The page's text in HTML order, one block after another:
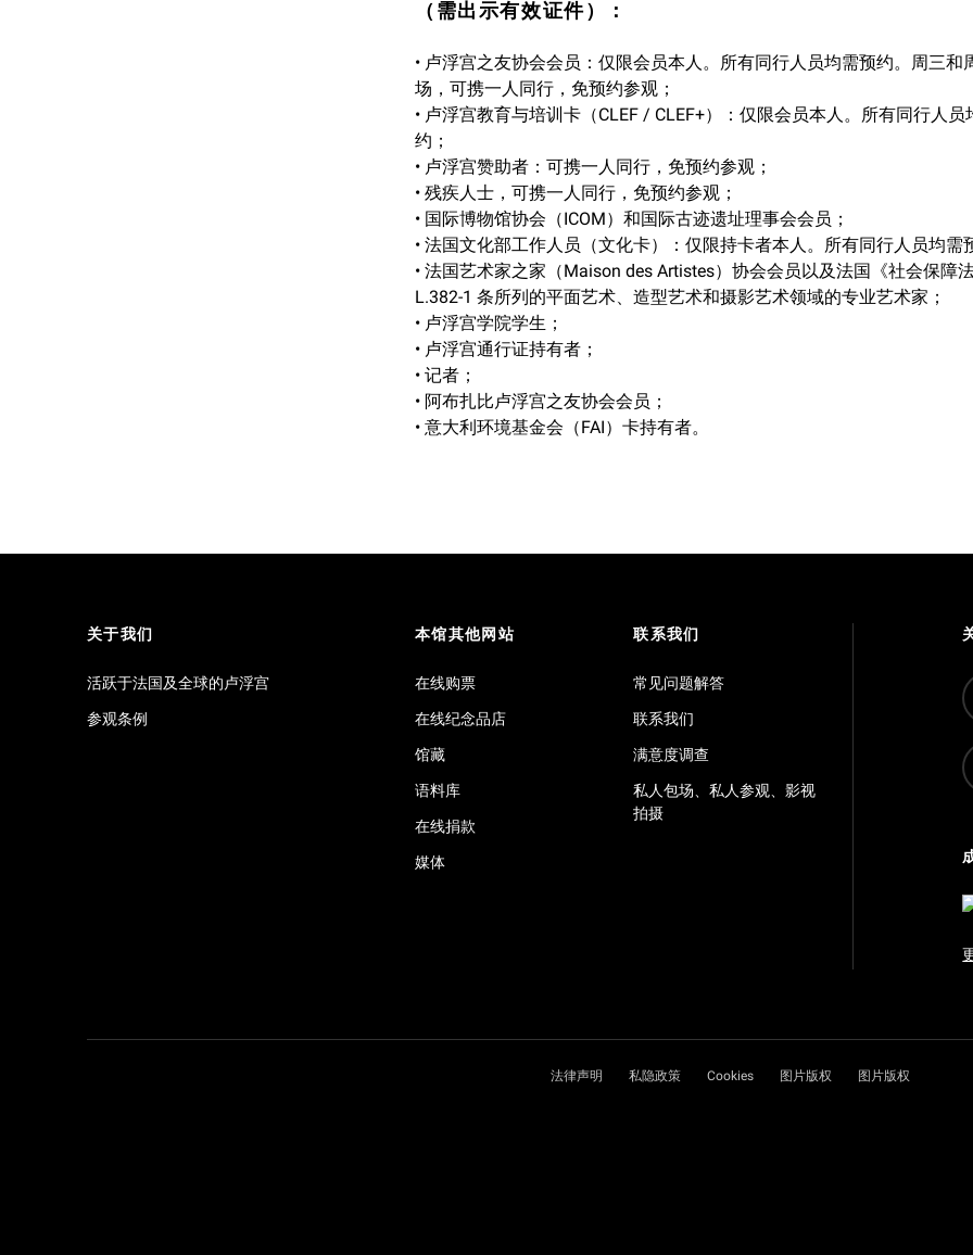
（需出示有效证件）：
• 卢浮宫之友协会会员：仅限会员本人。所有同行人员均需预约。周三和
场，可携一人同行，免预约参观；
• 卢浮宫教育与培训卡（CLEF / CLEF+）：仅限会员本人。所有同行人员
约；
• 卢浮宫赞助者：可携一人同行，免预约参观；
• 残疾人士，可携一人同行，免预约参观；
• 国际博物馆协会（ICOM）和国际古迹遗址理事会会员；
• 法国文化部工作人员（文化卡）：仅限持卡者本人。所有同行人员均需
• 法国艺术家之家（Maison des Artistes）协会会员以及法国《社会保障
L.382-1 条所列的平面艺术、造型艺术和摄影艺术领域的专业艺术家；
• 卢浮宫学院学生；
• 卢浮宫通行证持有者；
• 记者；
• 阿布扎比卢浮宫之友协会会员；
• 意大利环境基金会（FAI）卡持有者。
关于我们
活跃于法国及全球的卢浮宫
参观条例
本馆其他网站
在线购票
在线纪念品店
馆藏
语料库
在线捐款
媒体
联系我们
常见问题解答
联系我们
满意度调查
私人包场、私人参观、影视
拍摄
法律声明 私隐政策 Cookies 图片版权 图片版权